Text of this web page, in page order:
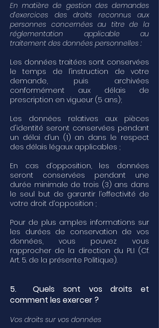
En matière de gestion des demandes
d’exercices des droits reconnus aux
personnes concernées au titre de la
réglementation applicable au
traitement des données personnelles :
Les données traitées sont conservées
le temps de l’instruction de votre
demande, puis archivées
conformément aux délais de
prescription en vigueur (5 ans);
Les données relatives aux pièces
d'identité seront conservées pendant
un délai d’un (1) an dans le respect
des délais légaux applicables ;
En cas d’opposition, les données
seront conservées pendant une
durée minimale de trois (3) ans dans
le seul but de garantir l’effectivité de
votre droit d’opposition ;
Pour de plus amples informations sur
les durées de conservation de vos
données, vous pouvez vous
rapprocher de la direction du PLI (Cf.
Art. 5. de la présente Politique).
5. Quels sont vos droits et
comment les exercer ?
Vos droits sur vos données